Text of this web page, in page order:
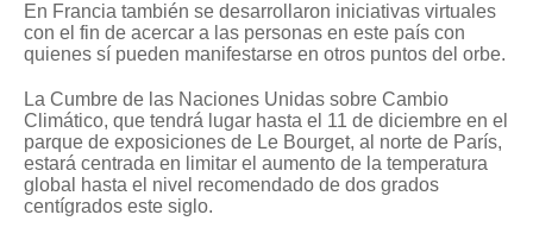
En Francia también se desarrollaron iniciativas virtuales
con el fin de acercar a las personas en este país con
quienes sí pueden manifestarse en otros puntos del orbe.
La Cumbre de las Naciones Unidas sobre Cambio
Climático, que tendrá lugar hasta el 11 de diciembre en el
parque de exposiciones de Le Bourget, al norte de París,
estará centrada en limitar el aumento de la temperatura
global hasta el nivel recomendado de dos grados
centígrados este siglo.